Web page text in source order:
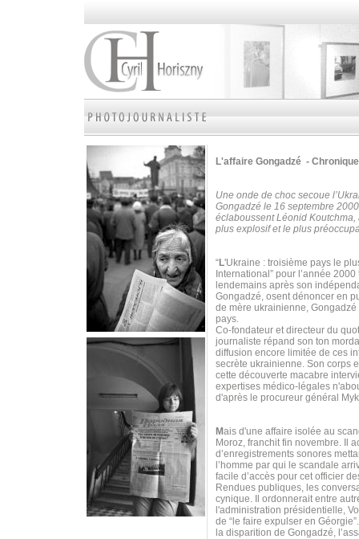
L'affaire Gongadzé -
Une onde de choc secoue
Gongadzé le 16 septembre
éclaboussent Léonid
plus explosif et le plus
“L'Ukraine : troisième pays le
International” pour l’année
lendemains après son
Gongadzé, osent dénoncer en
de mère ukrainienne, Gongadzé
pays.
Co-fondateur et directeur du
journaliste répand son ton
diffusion encore limitée de ces
secrète ukrainienne. Son corps
cette découverte macabre
expertises médico-légales
d'après le procureur général
Mais d'une affaire isolée au
Moroz, franchit fin novembre. Il
d’enregistrements sonores
l’homme par qui le scandale
facile d’accès pour cet officier
Rendues publiques, les
cynique. Il ordonnerait entre
l'administration présidentielle,
de “le faire expulser en
la disparition de Gongadzé,